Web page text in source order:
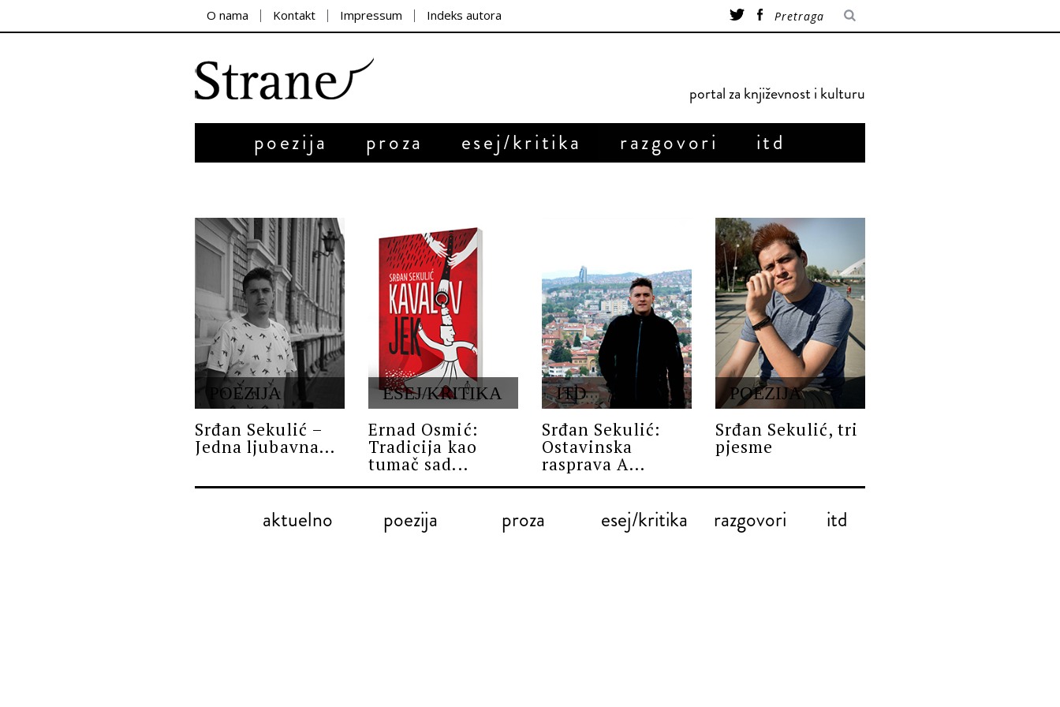
O nama Kontakt Impressum Indeks autora
portal za književnost i kulturu
poezija proza esej/kritika razgovori itd
POEZIJA
Srđan Sekulić –
Jedna ljubavna...
ESEJ/KRITIKA
Ernad Osmić:
Tradicija kao
tumač sad...
ITD
Srđan Sekulić:
Ostavinska
rasprava A...
POEZIJA
Srđan Sekulić, tri
pjesme
aktuelno poezija proza esej/kritika razgovori itd